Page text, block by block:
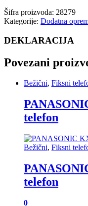
Šifra proizvoda: 28279
Kategorije: Dodatna
DEKLARACIJA
Povezani
Bežični, Fiksni
telefon
Bežični, Fiksni
telefon
0